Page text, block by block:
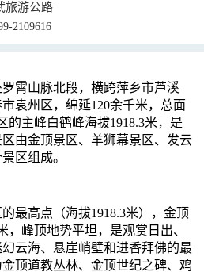
旅游公路
2109616
霄山脉北段，横跨萍乡市芦溪
袁州区，绵延120余千米，总面
的主峰白鹤峰海拔1918.3米，是
由金顶景区、羊狮幕景区、发云
区组成。
最高点（海拔1918.3米），金顶
，峰顶地势平坦，是观赏日出、
云海、悬崖峭壁和进香拜佛的最
顶道教丛林、金顶世纪之碑、鸡